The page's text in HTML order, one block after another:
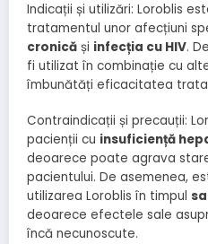
Indicații și utilizări: Loroblis
tratamentul unor afecțiuni
cronică și infecția cu HIV.
fi utilizat în combinație cu
îmbunătăți eficacitatea
Contraindicații și precauții:
pacienții cu insuficiență
deoarece poate agrava
pacientului. De asemenea,
utilizarea Loroblis în timpul
deoarece efectele sale
încă necunoscute.